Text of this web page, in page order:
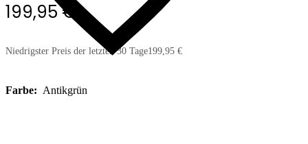
199,95 €
Niedrigster Preis der letzten 30 Tage199,95 €
Farbe: Antikgrün